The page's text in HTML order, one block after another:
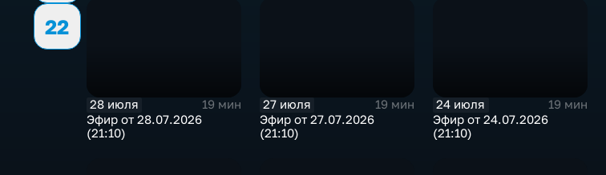
22
28 июля
19 мин
Эфир от 28.07.2026
(21:10)
27 июля
19 мин
Эфир от 27.07.2026
(21:10)
24 июля
19 мин
Эфир от 24.07.2026
(21:10)